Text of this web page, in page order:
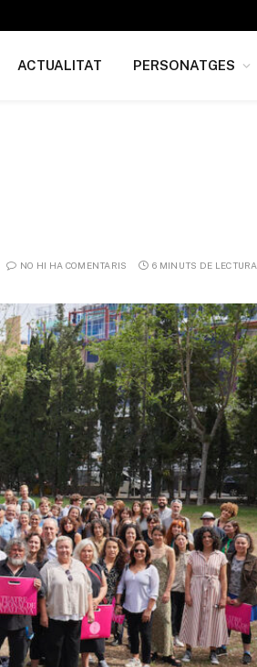
ACTUALITAT PERSONATGES
NO HI HA COMENTARIS 6 MINUTS DE LECTURA